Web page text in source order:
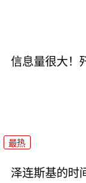
信息量很大！
最热
泽连斯基的时